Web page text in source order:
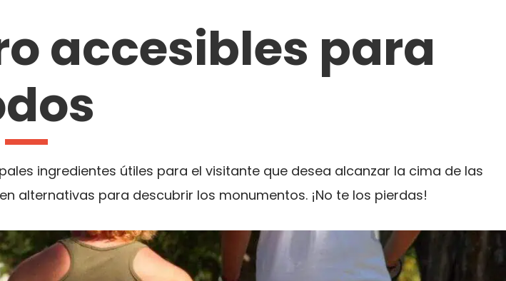
accesibles para
ingredientes útiles para el visitante que desea alcanzar la cima de las
alternativas para descubrir los monumentos. ¡No te los pierdas!